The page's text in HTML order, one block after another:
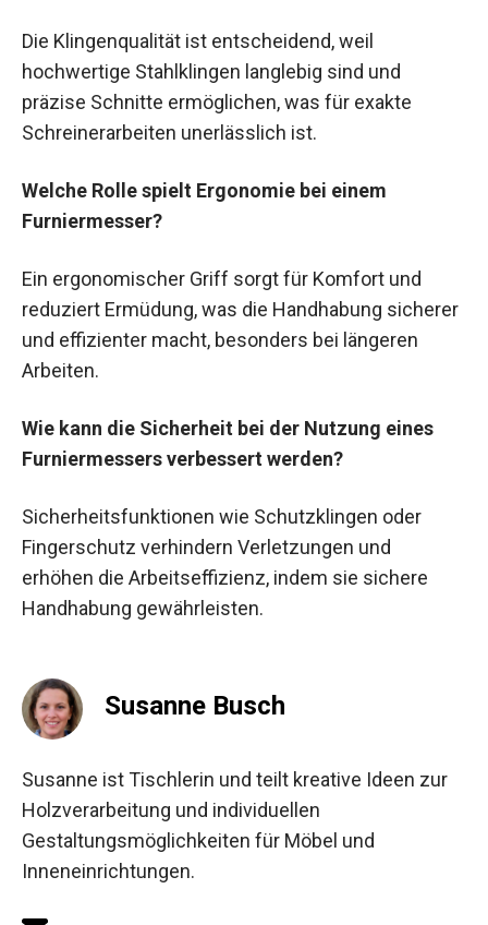
Die Klingenqualität ist entscheidend, weil
hochwertige Stahlklingen langlebig sind und
präzise Schnitte ermöglichen, was für exakte
Schreinerarbeiten unerlässlich ist.
Welche Rolle spielt Ergonomie bei einem
Furniermesser?
Ein ergonomischer Griff sorgt für Komfort und
reduziert Ermüdung, was die Handhabung sicherer
und effizienter macht, besonders bei längeren
Arbeiten.
Wie kann die Sicherheit bei der Nutzung eines
Furniermessers verbessert werden?
Sicherheitsfunktionen wie Schutzklingen oder
Fingerschutz verhindern Verletzungen und
erhöhen die Arbeitseffizienz, indem sie sichere
Handhabung gewährleisten.
Susanne Busch
Susanne ist Tischlerin und teilt kreative Ideen zur
Holzverarbeitung und individuellen
Gestaltungsmöglichkeiten für Möbel und
Inneneinrichtungen.